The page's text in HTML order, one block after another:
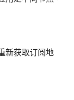
新获取订阅地